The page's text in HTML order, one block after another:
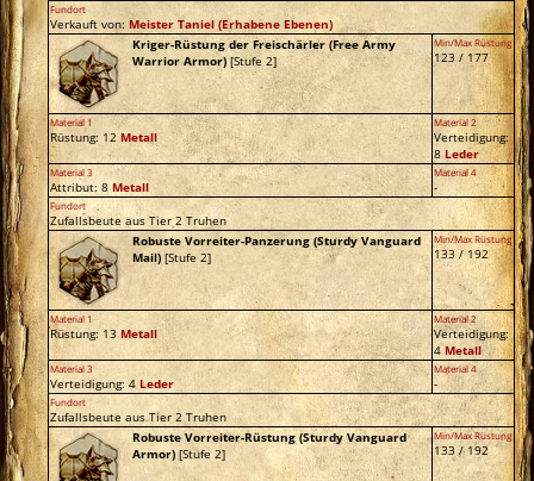
Fundort
Verkauft von:Meister Taniel (Erhabene Ebenen)
Kriger-Rüstung der Freischärler (Free Army
Warrior Armor)[Stufe 2]
Min/Max Rüstung
123 / 177
Material 1
Rüstung: 12Metall
Material 2
Verteidigung:
8Leder
Material 3
Attribut: 8Metall
Material 4
-
Fundort
Zufallsbeute aus Tier 2 Truhen
Robuste Vorreiter-Panzerung (Sturdy Vanguard
Mail) [Stufe 2]
Min/Max Rüstung
133 / 192
Material 1
Rüstung: 13Metall
Material 2
Verteidigung:
4Metall
Material 3
Verteidigung: 4Leder
Material 4
-
Fundort
Zufallsbeute aus Tier 2 Truhen
Robuste Vorreiter-Rüstung (Sturdy Vanguard
Armor) [Stufe 2]
Min/Max Rüstung
133 / 192